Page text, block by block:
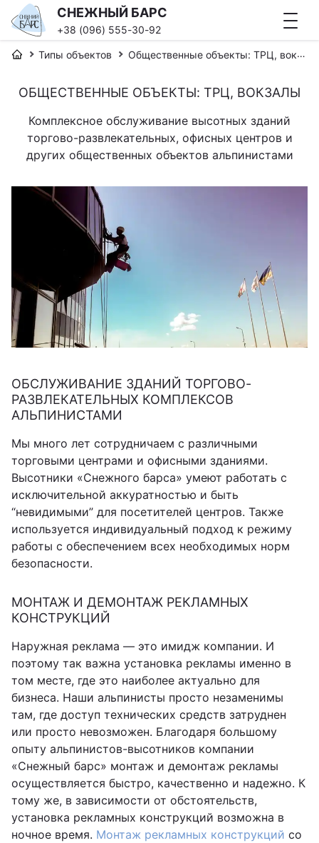
СНЕЖНЫЙ БАРС
+38 (096) 555-30-92
Типы объектов Общественные объекты: ТРЦ, вокзалы
ОБЩЕСТВЕННЫЕ ОБЪЕКТЫ: ТРЦ, ВОКЗАЛЫ
Комплексное обслуживание высотных зданий
торгово-развлекательных, офисных центров и
других общественных объектов альпинистами
ОБСЛУЖИВАНИЕ ЗДАНИЙ ТОРГОВО-
РАЗВЛЕКАТЕЛЬНЫХ КОМПЛЕКСОВ
АЛЬПИНИСТАМИ
Мы много лет сотрудничаем с различными
торговыми центрами и офисными зданиями.
Высотники «Снежного барса» умеют работать с
исключительной аккуратностью и быть
“невидимыми” для посетителей центров. Также
используется индивидуальный подход к режиму
работы с обеспечением всех необходимых норм
безопасности.
МОНТАЖ И ДЕМОНТАЖ РЕКЛАМНЫХ
КОНСТРУКЦИЙ
Наружная реклама — это имидж компании. И
поэтому так важна установка рекламы именно в
том месте, где это наиболее актуально для
бизнеса. Наши альпинисты просто незаменимы
там, где доступ технических средств затруднен
или просто невозможен. Благодаря большому
опыту альпинистов-высотников компании
«Снежный барс» монтаж и демонтаж рекламы
осуществляется быстро, качественно и надежно. К
тому же, в зависимости от обстоятельств,
установка рекламных конструкций возможна в
ночное время. Монтаж рекламных конструкций со